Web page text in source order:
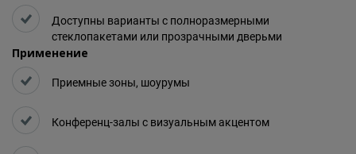
Доступны варианты с полноразмерными
стеклопакетами или прозрачными дверьми
Применение
Приемные зоны, шоурумы
Конференц-залы с визуальным акцентом